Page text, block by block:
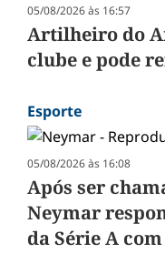
05/08/2026 às 16:57
Artilheiro do
clube e pode
Esporte
05/08/2026 às 16:08
Após ser
Neymar
da Série A